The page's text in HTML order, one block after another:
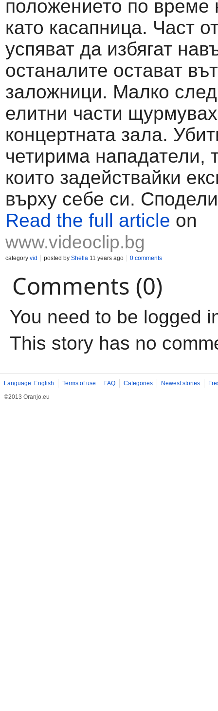
положението по време
като касапница. Част
успяват да избягат
останалите остават
заложници. Малко
елитни части
концертната зала.
четирима нападатели,
които задействайки
върху себе си. Сподели
Read the full article on
www.videoclip.bg
category vid posted by Shella 11 years ago 0 comments
Comments (0)
You need to be logged
This story has no
Language: English Terms of use FAQ Categories Newest stories
©2013 Oranjo.eu